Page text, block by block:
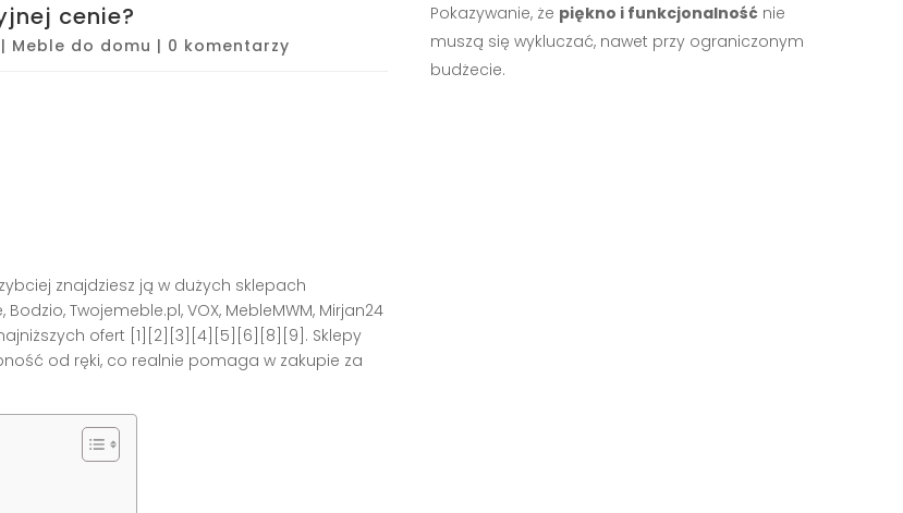
cenie?
| Meble do domu | 0 komentarzy
znajdziesz ją w dużych sklepach
Twojemeble.pl, VOX, MebleMWM, Mirjan24
ofert [1][2][3][4][5][6][8][9]. Sklepy
od ręki, co realnie pomaga w zakupie za
Pokazywanie, że piękno i funkcjonalność nie
muszą się wykluczać, nawet przy ograniczonym
budżecie.